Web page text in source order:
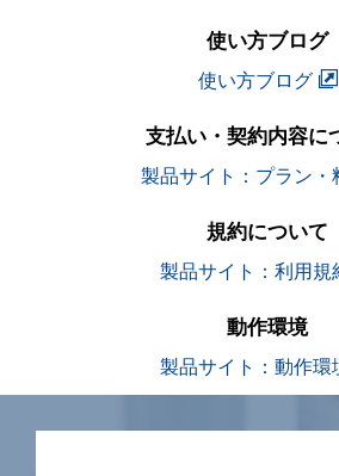
使い方ブログ
使い方ブログ
支払い・契約内容に
製品サイト：プラン・
規約について
製品サイト：利用規
動作環境
製品サイト：動作環